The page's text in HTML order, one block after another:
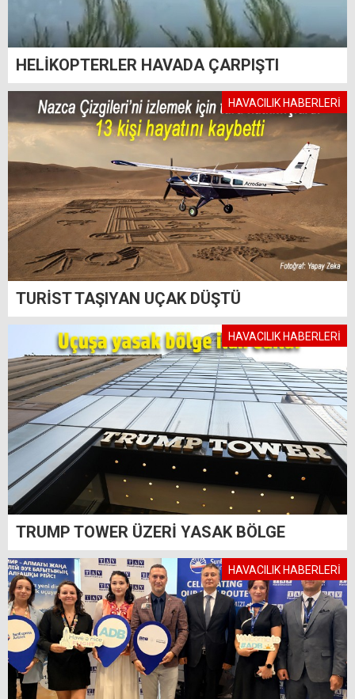
HELİKOPTERLER HAVADA ÇARPIŞTI
HAVACILIK HABERLERİ
TURİST TAŞIYAN UÇAK DÜŞTÜ
HAVACILIK HABERLERİ
TRUMP TOWER ÜZERİ YASAK BÖLGE
HAVACILIK HABERLERİ